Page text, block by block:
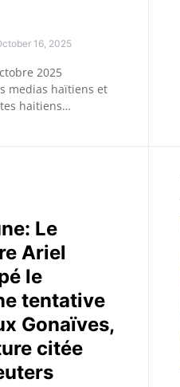
16, 2025
2025
medias haïtiens et
haitiens…
Le
Ariel
le
tentative
Gonaïves,
citée